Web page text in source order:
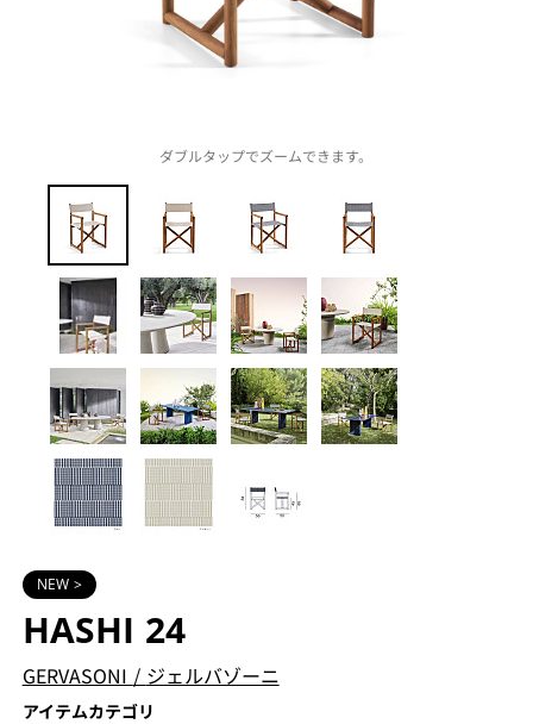
ダブルタップでズームできます。
NEW >
HASHI 24
GERVASONI / ジェルバゾーニ
アイテムカテゴリ